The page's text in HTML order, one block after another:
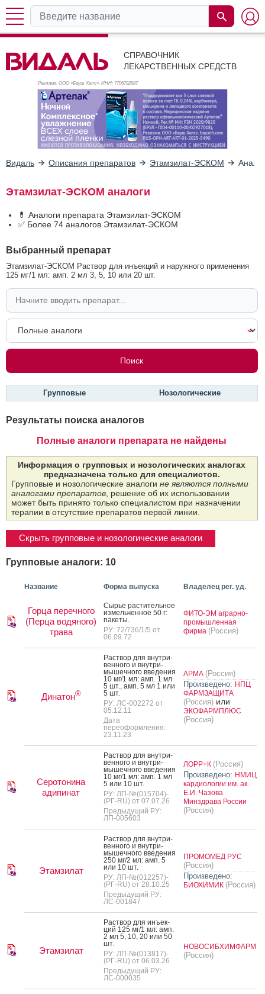
СПРАВОЧНИК
ЛЕКАРСТВЕННЫХ СРЕДСТВ
Реклама. ООО «Бауш Хелс», ИНН: 7706782987
Видаль Описания препаратов Этамзилат-ЭСКОМ
Этамзилат-ЭСКОМ аналоги
💊 Аналоги препарата Этамзилат-ЭСКОМ
✅ Более 74 аналогов Этамзилат-ЭСКОМ
Выбранный препарат
Этамзилат-ЭСКОМ Раствор для инъекций и наружного применения
125 мг/1 мл: амп. 2 мл 3, 5, 10 или 20 шт.
Групповые Нозологические
Результаты поиска аналогов
Полные аналоги препарата не найдены
Информация о групповых и нозологических аналогах
предназначена только для специалистов.
Групповые и нозологические аналоги не являются полными
аналогами препаратов , решение об их использовании
может быть принято только специалистом при назначении
терапии в отсутствие препаратов первой линии.
Скрыть групповые и нозологические аналоги
Групповые аналоги: 10
Название Форма выпуска Владелец рег. уд.
Горца перечного
(Перца водяного)
трава
Сырье рас­ти­тель­ное
из­мель­чен­ное 50 г:
па­кеты.
РУ: 72/736/1/5 от
06.09.72
ФИТО-ЭМ аграрно-
промышленная
фирма (Россия)
Динатон®
Рас­твор для внут­ри­
вен­но­го и внут­ри­
мышеч­но­го вве­дения
10 мг/1 мл: амп. 1 мл
5 шт., амп. 5 мл 1 или
5 шт.
РУ: ЛС-002272 от
05.12.11
Дата
переоформления:
23.11.23
АРМА (Россия)
Произведено: НПЦ
ФАРМЗАЩИТА
(Россия) или
ЭКОФАРМПЛЮС
(Россия)
Серотонина
адипинат
Рас­твор для внут­ри­
вен­но­го и внут­ри­
мышеч­но­го вве­дения
10 мг/1 мл: амп. 1 мл
5 или 10 шт.
РУ: ЛП-№(015704)-
(РГ-RU) от 07.07.26
Предыдущий РУ:
ЛП-005603
ЛОРР+К (Россия)
Произведено: НМИЦ
кардиологии им. ак.
Е.И. Чазова
Минздрава России
(Россия)
Этамзилат
Рас­твор для внут­ри­
вен­но­го и внут­ри­
мышеч­но­го вве­дения
250 мг/2 мл: амп. 5
или 10 шт.
РУ: ЛП-№(012257)-
(РГ-RU) от 28.10.25
Предыдущий РУ:
ЛС-001847
ПРОМОМЕД РУС
(Россия)
Произведено:
БИОХИМИК (Россия)
Этамзилат
Рас­твор для инъ­ек­
ций 125 мг/1 мл: амп.
2 мл 5, 10, 20 или 50
шт.
РУ: ЛП-№(013817)-
(РГ-RU) от 06.03.26
Предыдущий РУ:
ЛС-000035
НОВОСИБХИМФАРМ
(Россия)